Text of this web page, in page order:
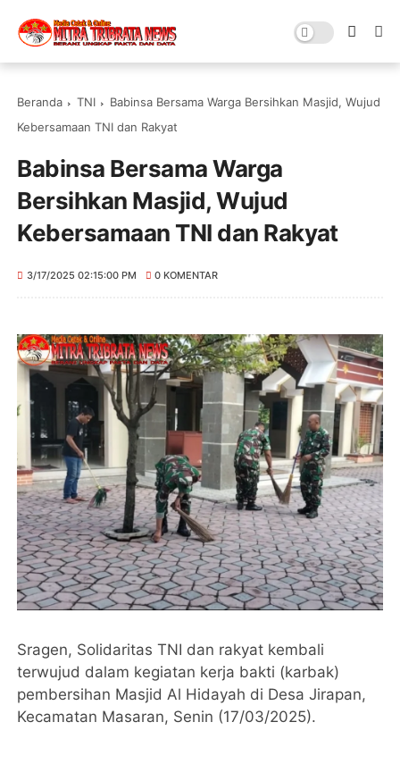
Beranda TNI
Babinsa Bersama Warga Bersihkan Masjid, Wujud
Kebersamaan TNI dan Rakyat
Babinsa Bersama Warga
Bersihkan Masjid, Wujud
Kebersamaan TNI dan Rakyat
3/17/2025 02:15:00 PM 0 KOMENTAR
Sragen, Solidaritas TNI dan rakyat kembali
terwujud dalam kegiatan kerja bakti (karbak)
pembersihan Masjid Al Hidayah di Desa Jirapan,
Kecamatan Masaran, Senin (17/03/2025).